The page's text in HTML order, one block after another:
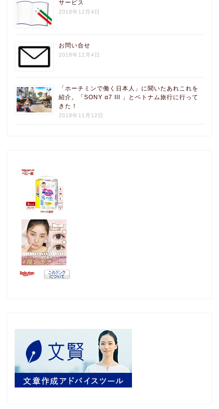
サービス
2018年12月4日
お問い合せ
2018年12月4日
「ホーチミンで働く日本人」に聞いたあれこれを
紹介。「SONY α7 III 」とベトナム旅行に行って
きた！
2018年11月12日